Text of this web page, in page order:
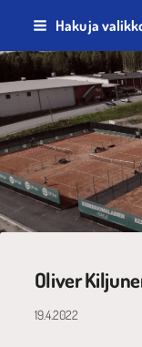
Siirry
sisältöön
Haku ja
Oliver
19.4.2022